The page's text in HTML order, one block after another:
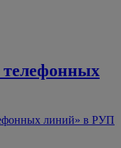
телефонных
линий» в РУП